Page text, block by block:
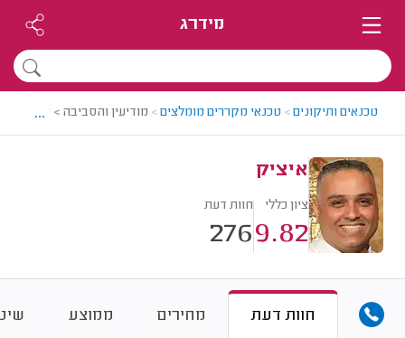
מידרג
טכנאים ותיקונים> טכנאי מקררים מומלצים> מודיעין והסביבה > טכנאי
...
איציק
ציון כללי
9.82
חוות דעת
276
חוות דעת מחירים ממוצע